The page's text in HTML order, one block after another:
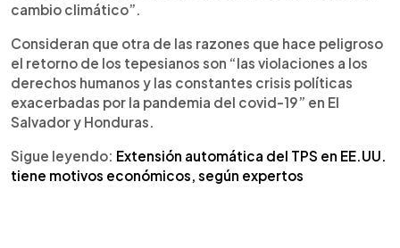
cambio climático”.
Consideran que otra de las razones que hace peligroso
el retorno de los tepesianos son “las violaciones a los
derechos humanos y las constantes crisis políticas
exacerbadas por la pandemia del covid-19” en El
Salvador y Honduras.
Sigue leyendo: Extensión automática del TPS en EE.UU.
tiene motivos económicos, según expertos